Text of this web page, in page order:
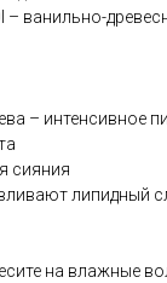
ванильно-
– интенсивное
сияния
липидный
на влажные